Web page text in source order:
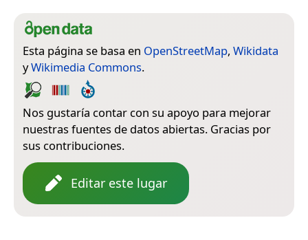
Esta página se basa en OpenStreetMap, Wikidata
yWikimedia Commons.
Nos gustaría contar con su apoyo para mejorar
nuestras fuentes de datos abiertas. Gracias por
sus contribuciones.
Editar este lugar